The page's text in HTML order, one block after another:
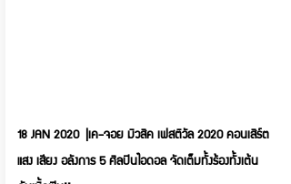
18 JAN 2020 |เค-จอย มิวสิค เฟสติวัล 2020 คอนเสิร์ต
แสง เสียง อลังการ 5 ศิลปินไอดอล จัดเต็มทั้งร้องทั้งเต้น